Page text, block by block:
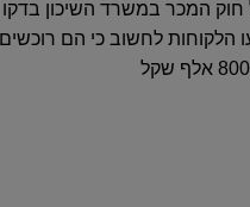
המכר במשרד השיכון
הלקוחות לחשוב כי הם רוכשים